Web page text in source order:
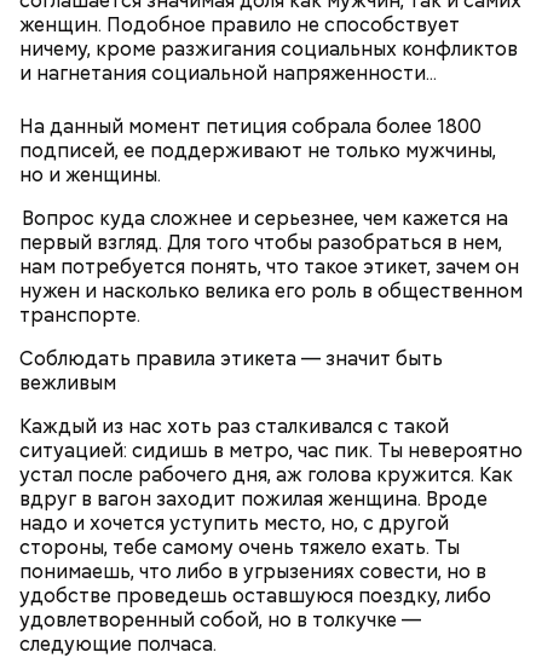
женщин. Подобное правило не способствует
ничему, кроме разжигания социальных конфликтов
и нагнетания социальной напряженности...
На данный момент петиция собрала более 1800
подписей, ее поддерживают не только мужчины,
но и женщины.
Вопрос куда сложнее и серьезнее, чем кажется на
первый взгляд. Для того чтобы разобраться в нем,
нам потребуется понять, что такое этикет, зачем он
нужен и насколько велика его роль в общественном
транспорте.
Соблюдать правила этикета — значит быть
вежливым
Каждый из нас хоть раз сталкивался с такой
ситуацией: сидишь в метро, час пик. Ты невероятно
устал после рабочего дня, аж голова кружится. Как
вдруг в вагон заходит пожилая женщина. Вроде
надо и хочется уступить место, но, с другой
стороны, тебе самому очень тяжело ехать. Ты
понимаешь, что либо в угрызениях совести, но в
удобстве проведешь оставшуюся поездку, либо
удовлетворенный собой, но в толкучке —
следующие полчаса.
зима ходит с гвоздем.
Каков день в Николая зимнего, такой и в
Николая летнего.
Коли зима до Николина дня след заметает,
дороге не стоять.
19 декабря всегда начиналось сватовство.
При этом приговаривали: «Выбирай не
невесту, а сваху». Молодежь готовилась к
зимним посиделкам.
В этот день открывались зимние сельские
базары и ярмарки: «Никольский торг всему
указ», «Цены на хлеб строит Никольский
торг».
Ежели на Николу ростепель, ссылались на
проказы поспешной зимы: «Привезли зиму на
санях до Николы, вот тебе и жданная
оттепель».
Также «Вечерняя Москва» узнала,что можно и
нельзя делать в этот особенный день.
1/2 стакана перловой крупы;
6-8 картофелин;
по 1/2 корня моркови и петрушки;
1 головка лука репчатого;
соль, зелень укропа и петрушки по вкусу.
воде и сварить в небольшом количестве воды. В
другой кастрюле в кипящую воду опустить
очищенный, промытый и нарезанный дольками
картофель, дать повариться 15-20 минут. Затем
опустить нарезанные мелкими кубиками и
спассерованные на растительном масле морковь,
петрушку и репчатый лук, готовую перловую крупу
с отваром, дать прокипеть 5-6 минут, заправить
солью, перцем и сдвинуть кастрюлю на край
плиты. При подаче на стол посыпать суп зеленью
укропа и петрушки.